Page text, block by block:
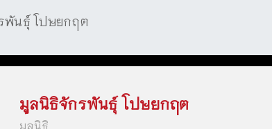
พันธุ์ โปษยกฤต
มูลนิธิจักรพันธุ์ โปษยกฤต
มูลนิธิ